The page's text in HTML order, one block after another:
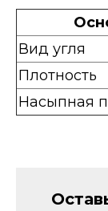
Вид угля
Плотность
Насыпная